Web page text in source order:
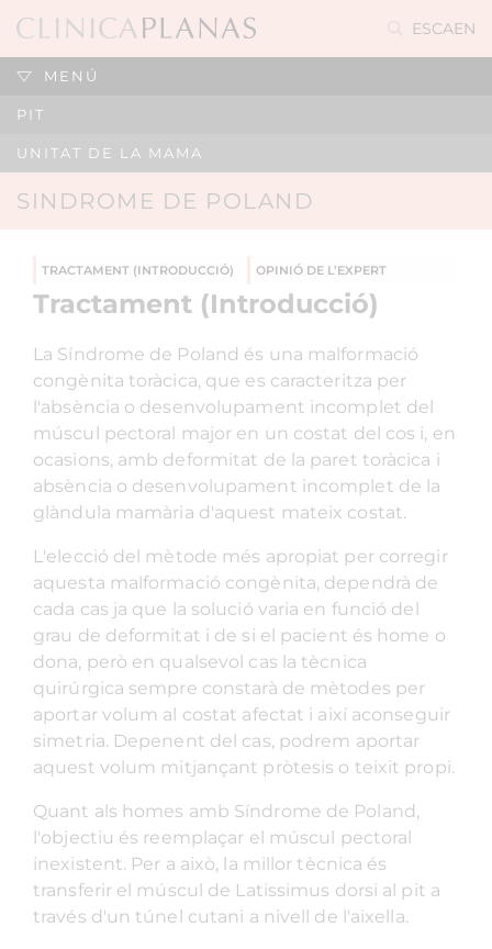
ESCAEN
MENÚ
PIT
UNITAT DE LA MAMA
SINDROME DE POLAND
TRACTAMENT (INTRODUCCIÓ) OPINIÓ DE L’EXPERT
Tractament (Introducció)
La Síndrome de Poland és una malformació
congènita toràcica, que es caracteritza per
l'absència o desenvolupament incomplet del
múscul pectoral major en un costat del cos i, en
ocasions, amb deformitat de la paret toràcica i
absència o desenvolupament incomplet de la
glàndula mamària d'aquest mateix costat.
L'elecció del mètode més apropiat per corregir
aquesta malformació congènita, dependrà de
cada cas ja que la solució varia en funció del
grau de deformitat i de si el pacient és home o
dona, però en qualsevol cas la tècnica
quirúrgica sempre constarà de mètodes per
aportar volum al costat afectat i així aconseguir
simetria. Depenent del cas, podrem aportar
aquest volum mitjançant pròtesis o teixit propi.
Quant als homes amb Síndrome de Poland,
l'objectiu és reemplaçar el múscul pectoral
inexistent. Per a això, la millor tècnica és
transferir el múscul de Latissimus dorsi al pit a
través d'un túnel cutani a nivell de l'aixella.